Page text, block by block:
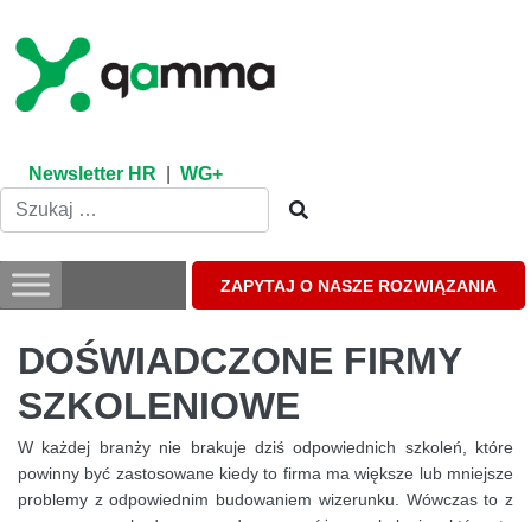
content
Newsletter HR WG+
ZAPYTAJ O NASZE ROZWIĄZANIA
DOŚWIADCZONE FIRMY
SZKOLENIOWE
W każdej branży nie brakuje dziś odpowiednich szkoleń, które
powinny być zastosowane kiedy to firma ma większe lub mniejsze
problemy z odpowiednim budowaniem wizerunku. Wówczas to z